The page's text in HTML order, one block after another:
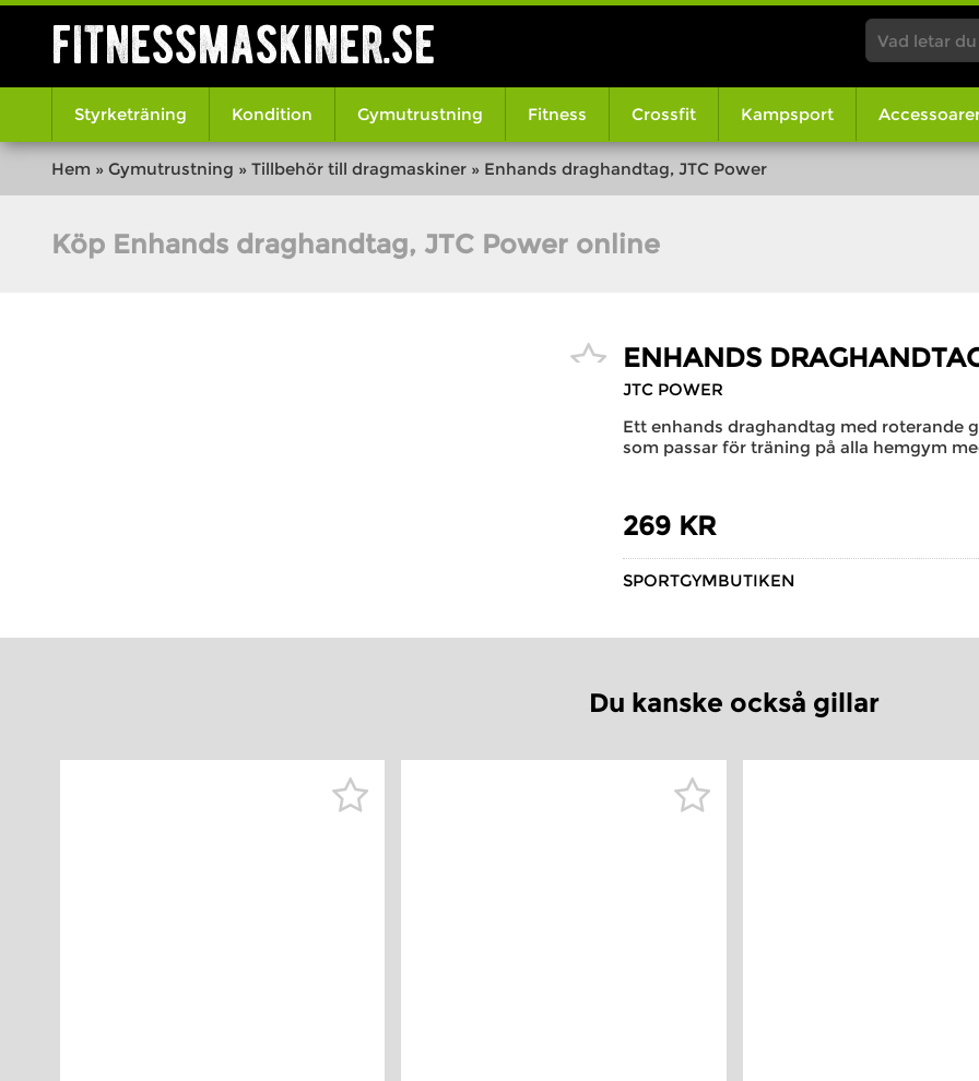
fitnessmaskiner.se
Styrketräning Kondition Gymutrustning Fitness Crossfit Kampsport
Hem » Gymutrustning » Tillbehör till dragmaskiner » Enhands draghandtag, JTC Power
Köp Enhands draghandtag, JTC Power online
ENHANDS
JTC POWER
Ett enhands draghandtag med roterande
som passar för träning på alla hemgym
269 KR
SPORTGYMBUTIKEN
Du kanske också gillar